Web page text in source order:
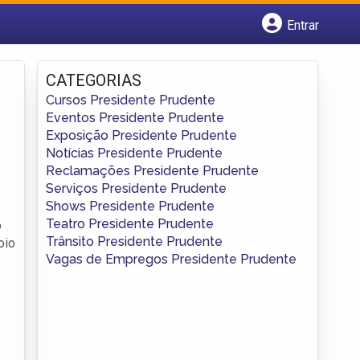
Entrar
Fazer login
Criar conta
CATEGORIAS
Cursos Presidente Prudente
Eventos Presidente Prudente
Exposição Presidente Prudente
Notícias Presidente Prudente
Reclamações Presidente Prudente
Serviços Presidente Prudente
Shows Presidente Prudente
Teatro Presidente Prudente
Trânsito Presidente Prudente
Vagas de Empregos Presidente Prudente